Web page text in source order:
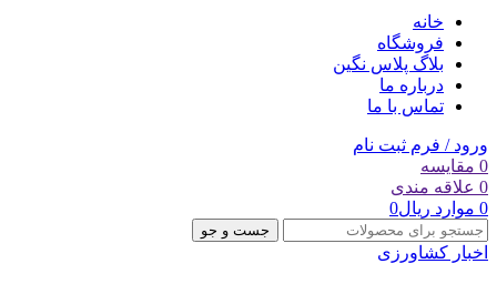
خانه
فروشگاه
بلاگ پلاس نگین
درباره ما
تماس با ما
ورود / فرم ثبت نام
0 مقایسه
0 علاقه مندی
0 موارد ریال0
جست و جو
اخبار کشاورزی